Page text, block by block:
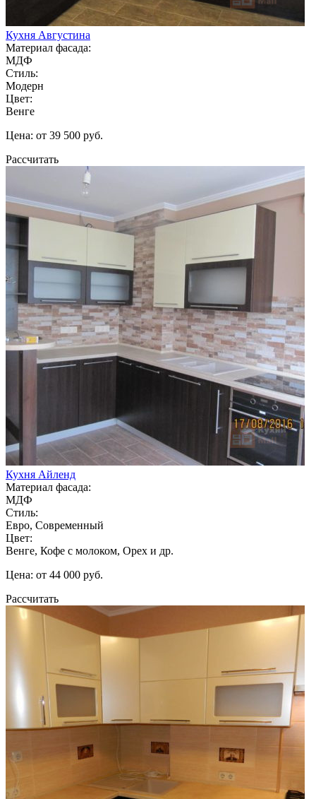
Кухня Августина
Материал фасада:
МДФ
Стиль:
Модерн
Цвет:
Венге
Цена: от 39 500 руб.
Рассчитать
Кухня Айленд
Материал фасада:
МДФ
Стиль:
Евро, Современный
Цвет:
Венге, Кофе с молоком, Орех и др.
Цена: от 44 000 руб.
Рассчитать